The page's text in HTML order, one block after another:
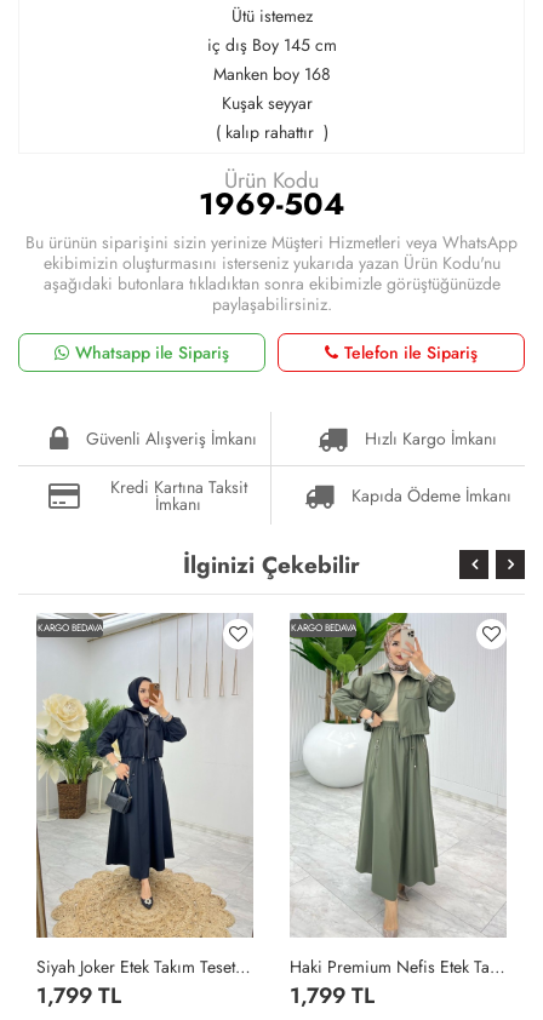
Ütü istemez
iç dış Boy 145 cm
Manken boy 168
Kuşak seyyar
( kalıp rahattır )
Ürün Kodu
1969-504
Bu ürünün siparişini sizin yerinize Müşteri Hizmetleri veya WhatsApp
ekibimizin oluşturmasını isterseniz yukarıda yazan Ürün Kodu'nu
aşağıdaki butonlara tıkladıktan sonra ekibimizle görüştüğünüzde
paylaşabilirsiniz.
Whatsapp ile Sipariş
Telefon ile Sipariş
Güvenli Alışveriş İmkanı
Hızlı Kargo İmkanı
Kredi Kartına Taksit
İmkanı Kapıda Ödeme İmkanı
İlginizi Çekebilir
KARGO BEDAVA
Siyah Joker Etek Takım Tesettür Giyim Siyah
1,799 TL
KARGO BEDAVA
Haki Premium Nefis Etek Takım Tesettür Giyim Haki
1,799 TL